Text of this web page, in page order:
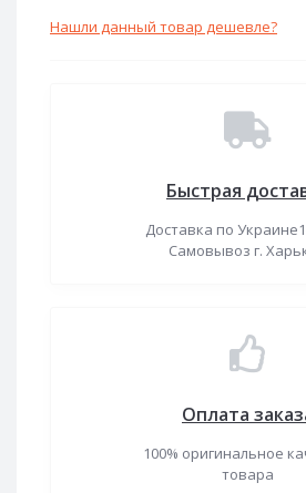
Нашли данный товар дешевле?
Быстрая
Доставка по
Самовывоз г.
Оплата
100% оригинальное
товара